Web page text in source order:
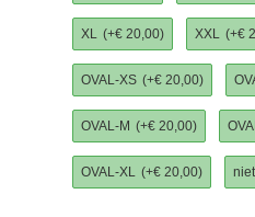
XL (+€ 20,00) XXL (+€
OVAL-XS (+€ 20,00)
OVAL-M (+€ 20,00)
OVAL-XL (+€ 20,00)